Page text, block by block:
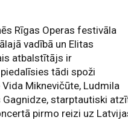
Rīgas Operas festivāla
vadībā un Elitas
atbalstītājs ir
tādi spoži
Miknevičūte, Ludmila
starptautiski
pirmo reizi uz